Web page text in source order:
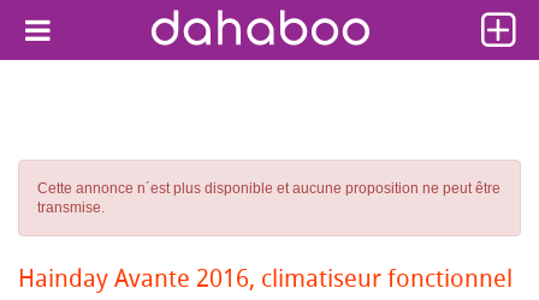
Cette annonce n´est plus disponible et aucune proposition ne peut être
transmise.
Hainday Avante 2016, climatiseur fonctionnel